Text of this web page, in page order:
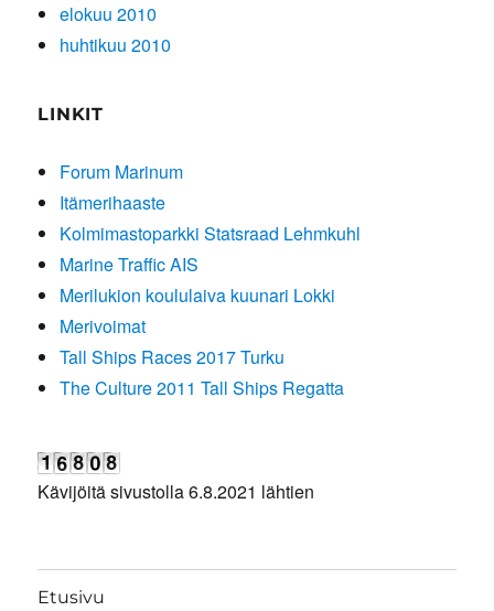
elokuu 2010
huhtikuu 2010
LINKIT
Forum Marinum
Itämerihaaste
Kolmimastoparkki Statsraad Lehmkuhl
Marine Traffic AIS
Merilukion koululaiva kuunari Lokki
Merivoimat
Tall Ships Races 2017 Turku
The Culture 2011 Tall Ships Regatta
Kävijöitä sivustolla 6.8.2021 lähtien
Etusivu